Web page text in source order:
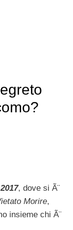
, dove si Ã¨
Morire,
insieme chi Ã¨